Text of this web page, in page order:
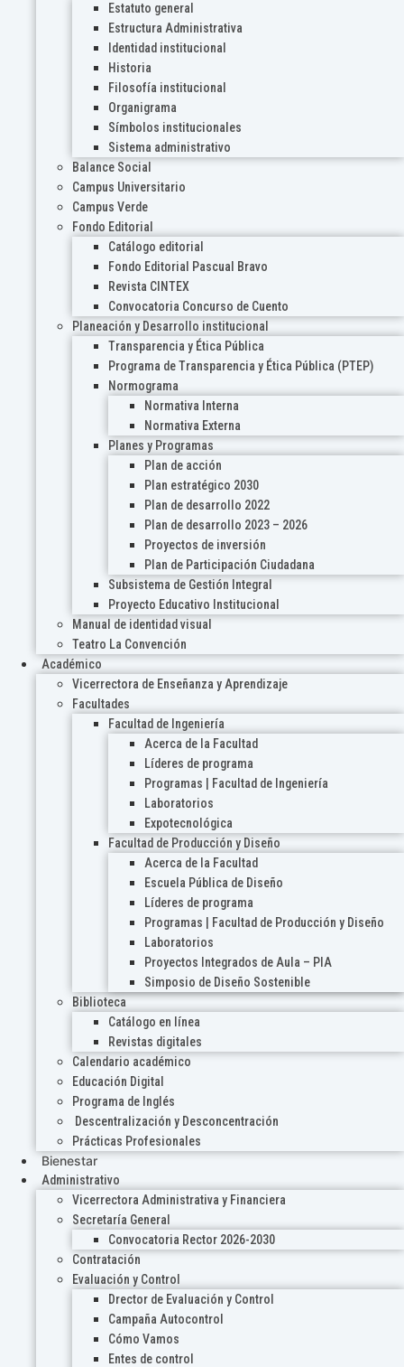
Estatuto general
Estructura Administrativa
Identidad institucional
Historia
Filosofía institucional
Organigrama
Símbolos institucionales
Sistema administrativo
Balance Social
Campus Universitario
Campus Verde
Fondo Editorial
Catálogo editorial
Fondo Editorial Pascual Bravo
Revista CINTEX
Convocatoria Concurso de Cuento
Planeación y Desarrollo institucional
Transparencia y Ética Pública
Programa de Transparencia y Ética Pública (PTEP)
Normograma
Normativa Interna
Normativa Externa
Planes y Programas
Plan de acción
Plan estratégico 2030
Plan de desarrollo 2022
Plan de desarrollo 2023 – 2026
Proyectos de inversión
Plan de Participación Ciudadana
Subsistema de Gestión Integral
Proyecto Educativo Institucional
Manual de identidad visual
Teatro La Convención
Académico
Vicerrectora de Enseñanza y Aprendizaje
Facultades
Facultad de Ingeniería
Acerca de la Facultad
Líderes de programa
Programas | Facultad de Ingeniería
Laboratorios
Expotecnológica
Facultad de Producción y Diseño
Acerca de la Facultad
Escuela Pública de Diseño
Líderes de programa
Programas | Facultad de Producción y Diseño
Laboratorios
Proyectos Integrados de Aula – PIA
Simposio de Diseño Sostenible
Biblioteca
Catálogo en línea
Revistas digitales
Calendario académico
Educación Digital
Programa de Inglés
Descentralización y Desconcentración
Prácticas Profesionales
Bienestar
Administrativo
Vicerrectora Administrativa y Financiera
Secretaría General
Convocatoria Rector 2026-2030
Contratación
Evaluación y Control
Drector de Evaluación y Control
Campaña Autocontrol
Cómo Vamos
Entes de control